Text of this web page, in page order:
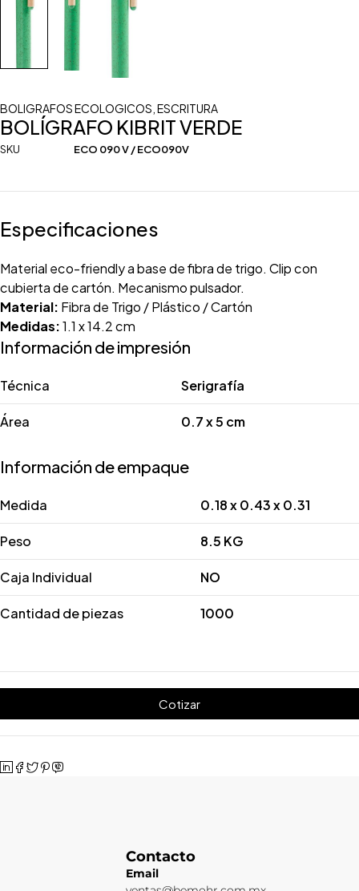
BOLIGRAFOS ECOLOGICOS ESCRITURA
BOLÍGRAFO KIBRIT VERDE
SKU ECO 090 V / ECO090V
Especificaciones
Material eco-friendly a base de fibra de trigo. Clip con
cubierta de cartón. Mecanismo pulsador.
Material: Fibra de Trigo / Plástico / Cartón
Medidas:1.1 x 14.2 cm
Información de impresión
Técnica Serigrafía
Área 0.7 x 5 cm
Información de empaque
Medida 0.18 x 0.43 x 0.31
Peso 8.5 KG
Caja Individual NO
Cantidad de piezas 1000
Cotizar
Contacto
Email